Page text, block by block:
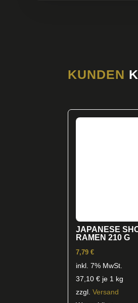
KUNDEN
JAPANESE
RAMEN 210 G
7,79€
inkl. 7% MwSt.
37,10€ je 1 kg
zzgl.Versand